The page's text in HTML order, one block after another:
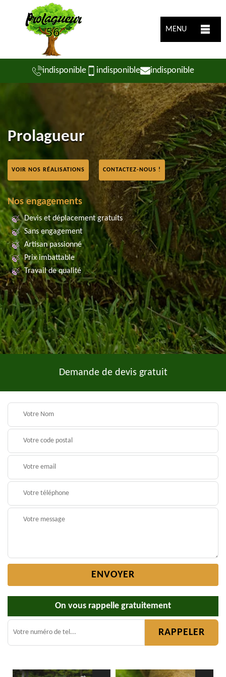
MENU
indisponible indisponible indisponible
Prolagueur
VOIR NOS RÉALISATIONS CONTACTEZ-NOUS !
Nos engagements
Devis et déplacement gratuits
Sans engagement
Artisan passionné
Prix imbattable
Travail de qualité
Demande de devis gratuit
On vous rappelle gratuitement